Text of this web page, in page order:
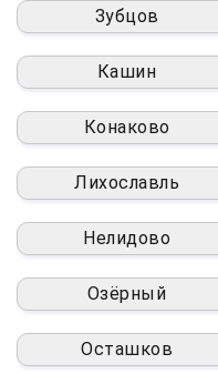
Зубцов
Кашин
Конаково
Лихославль
Нелидово
Озёрный
Осташков